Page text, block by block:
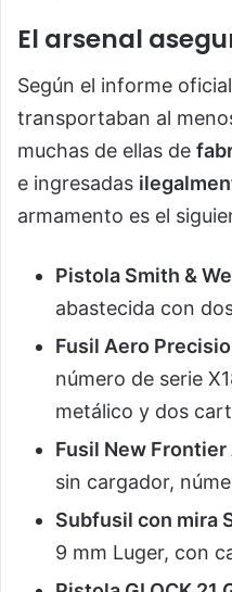
El arsenal
Según el informe
transportaban al
muchas de ellas de
e ingresadas
armamento es el
Pistola Smith &
abastecida con
Fusil Aero
número de serie
metálico y dos
Fusil New Frontier
sin cargador,
Subfusil con mira
9 mm Luger, con